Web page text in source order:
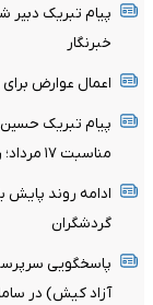
پیام تبریک دبیر
خبرنگار
اعمال عوارض برای
پیام تبریک حسین
مناسبت ۱۷ مرداد؛ روز خبرنگار
ادامه روند
گردشگران
پاسخگویی
آزاد کیش) در